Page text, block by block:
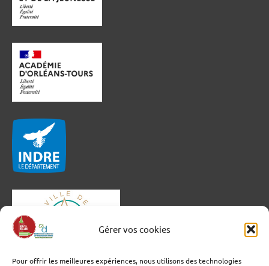
Gérer vos cookies
Pour offrir les meilleures expériences, nous utilisons des technologies